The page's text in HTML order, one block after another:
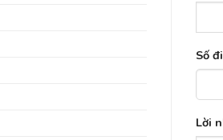
Số
Lời